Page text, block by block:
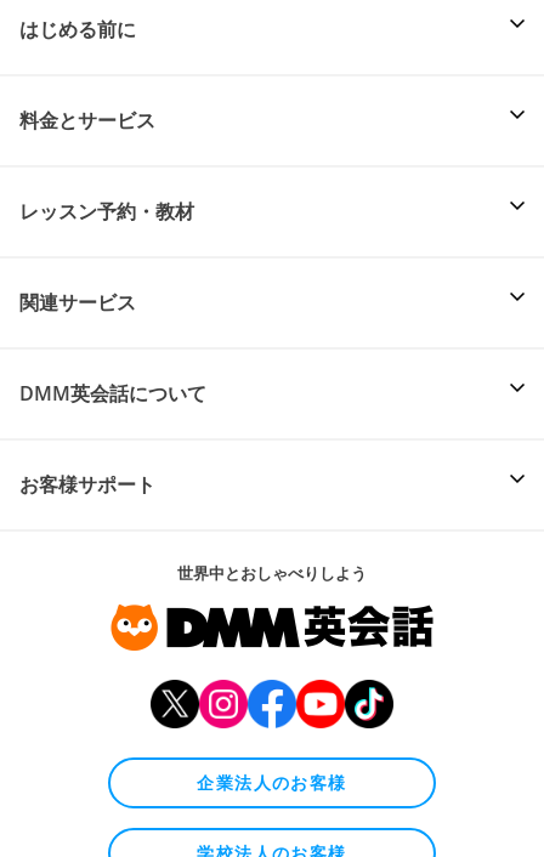
はじめる前に
料金とサービス
レッスン予約・教材
関連サービス
DMM英会話について
お客様サポート
世界中とおしゃべりしよう
企業法人のお客様